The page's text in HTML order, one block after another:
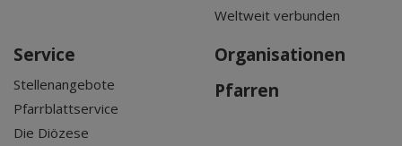
Weltweit verbunden
Service
Stellenangebote
Pfarrblattservice
Die Diözese
Organisationen
Pfarren